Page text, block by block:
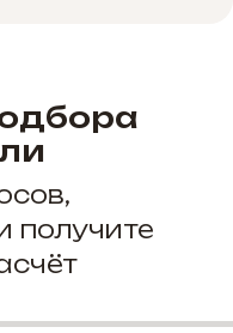
получите